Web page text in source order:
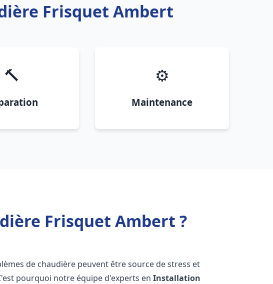
Frisquet Ambert
🔨 ⚙️
Maintenance
Frisquet Ambert ?
de chaudière peuvent être source de stress et
pourquoi notre équipe d'experts enInstallation